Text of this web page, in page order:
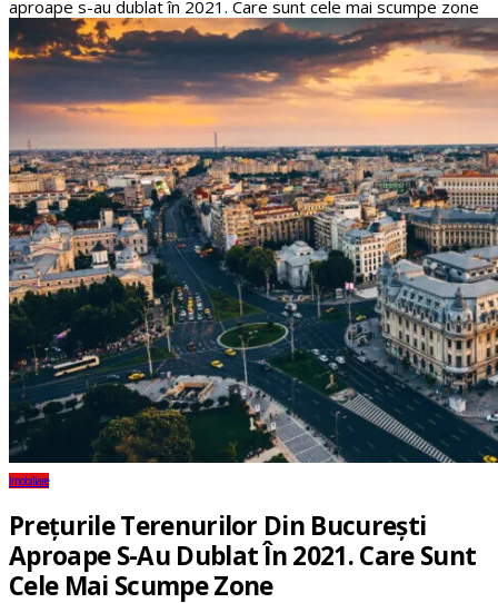
aproape s-au dublat în 2021. Care sunt cele mai scumpe zone
Imobiliare
Prețurile Terenurilor Din București
Aproape S-Au Dublat În 2021. Care Sunt
Cele Mai Scumpe Zone